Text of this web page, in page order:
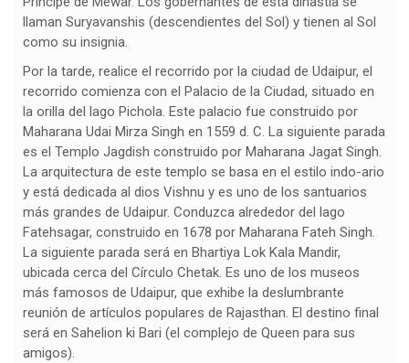
llaman Suryavanshis (descendientes del Sol) y tienen al Sol
como su insignia.
Por la tarde, realice el recorrido por la ciudad de Udaipur, el
recorrido comienza con el Palacio de la Ciudad, situado en
la orilla del lago Pichola. Este palacio fue construido por
Maharana Udai Mirza Singh en 1559 d. C. La siguiente parada
es el Templo Jagdish construido por Maharana Jagat Singh.
La arquitectura de este templo se basa en el estilo indo-ario
y está dedicada al dios Vishnu y es uno de los santuarios
más grandes de Udaipur. Conduzca alrededor del lago
Fatehsagar, construido en 1678 por Maharana Fateh Singh.
La siguiente parada será en Bhartiya Lok Kala Mandir,
ubicada cerca del Círculo Chetak. Es uno de los museos
más famosos de Udaipur, que exhibe la deslumbrante
reunión de artículos populares de Rajasthan. El destino final
será en Sahelion ki Bari (el complejo de Queen para sus
amigos).